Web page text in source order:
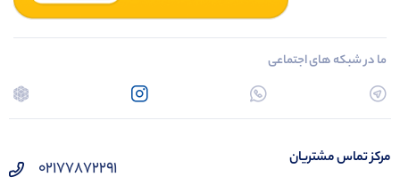
ما در شبکه های اجتماعی
مرکز تماس مشتریان 02177872291